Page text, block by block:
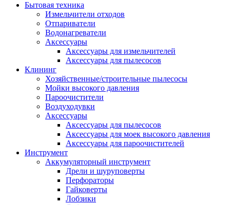
Бытовая техника
Измельчители отходов
Отпариватели
Водонагреватели
Аксессуары
Аксессуары для измельчителей
Аксессуары для пылесосов
Клининг
Хозяйственные/строительные пылесосы
Мойки высокого давления
Пароочистители
Воздуходувки
Аксессуары
Аксессуары для пылесосов
Аксессуары для моек высокого давления
Аксессуары для пароочистителей
Инструмент
Аккумуляторный инструмент
Дрели и шуруповерты
Перфораторы
Гайковерты
Лобзики